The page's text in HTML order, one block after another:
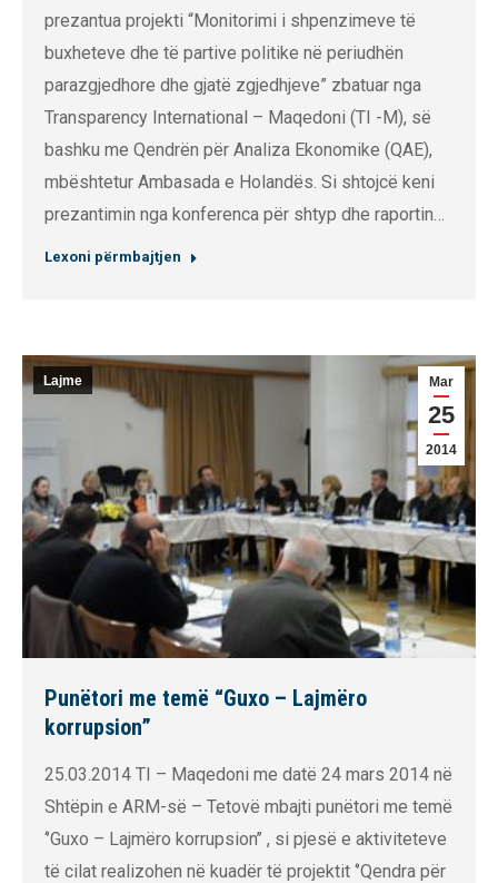
prezantua projekti “Monitorimi i shpenzimeve të
buxheteve dhe të partive politike në periudhën
parazgjedhore dhe gjatë zgjedhjeve” zbatuar nga
Transparency International – Maqedoni (TI -M), së
bashku me Qendrën për Analiza Ekonomike (QAE),
mbështetur Ambasada e Holandës. Si shtojcë keni
prezantimin nga konferenca për shtyp dhe raportin…
Lexoni përmbajtjen
Mar
25
2014
Lajme
Punëtori me temë “Guxo – Lajmëro
korrupsion”
25.03.2014 TI – Maqedoni me datë 24 mars 2014 në
Shtëpin e ARM-së – Tetovë mbajti punëtori me temë
‘’Guxo – Lajmëro korrupsion’’ , si pjesë e aktiviteteve
të cilat realizohen në kuadër të projektit ‘’Qendra për